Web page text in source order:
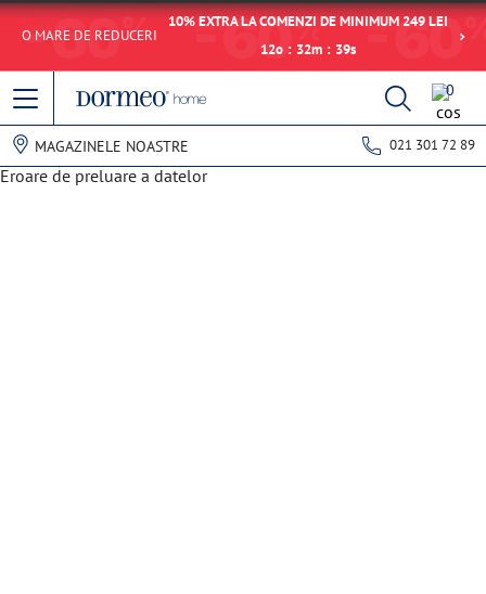
O MARE DE REDUCERI
10% EXTRA LA COMENZI DE MINIMUM 249 LEI
12o : 32m : 38s
0
MAGAZINELE NOASTRE 021 301 72 89
Eroare de preluare a datelor